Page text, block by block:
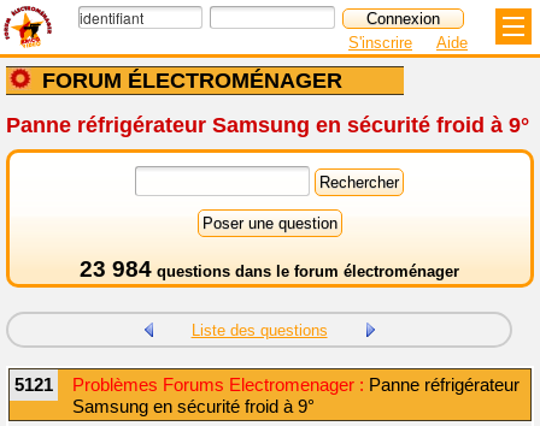
FORUM ÉLECTROMÉNAGER
S'inscrire Aide
Panne réfrigérateur Samsung en sécurité froid à 9°
23 984 questions dans le forum électroménager
Liste des questions
5121 Problèmes Forums Electromenager : Panne réfrigérateur
Samsung en sécurité froid à 9°